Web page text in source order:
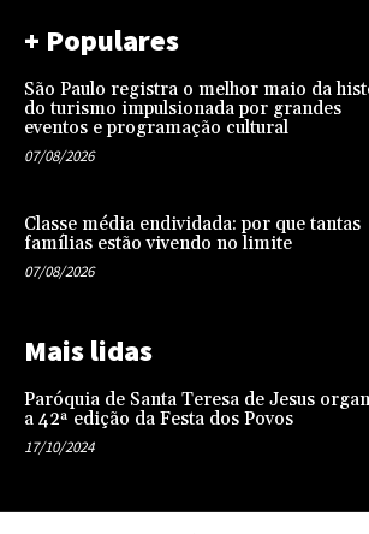
+ Populares
São Paulo registra o melhor maio da
do turismo impulsionada por grandes
eventos e programação cultural
07/08/2026
Classe média endividada: por que tantas
famílias estão vivendo no limite
07/08/2026
Mais lidas
Paróquia de Santa Teresa de Jesus
a 42ª edição da Festa dos Povos
17/10/2024